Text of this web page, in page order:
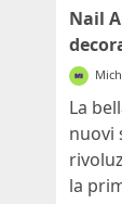
Nail
La
nuovi
la